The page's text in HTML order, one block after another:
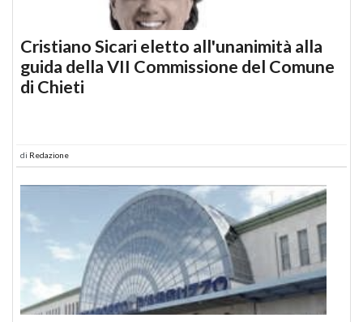
Cristiano Sicari eletto all'unanimità alla
guida della VII Commissione del Comune
di Chieti
di Redazione